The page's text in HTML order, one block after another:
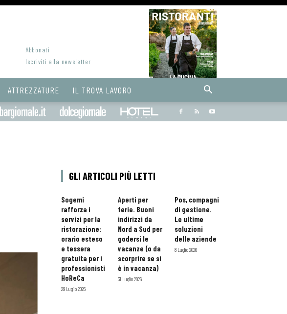
Abbonati
Iscriviti alla newsletter
ATTREZZATURE IL TROVA LAVORO
Bargiornale dolcegiornale
GLI ARTICOLI PIÙ LETTI
Sogemi
rafforza i
servizi per la
ristorazione:
orario esteso
e tessera
gratuita per i
professionisti
HoReCa
29 Luglio 2026
Aperti per
ferie. Buoni
indirizzi da
Nord a Sud per
godersi le
vacanze (o da
scorprire se si
è in vacanza)
31 Luglio 2026
Pos, compagni
di gestione.
Le ultime
soluzioni
delle aziende
8 Luglio 2026